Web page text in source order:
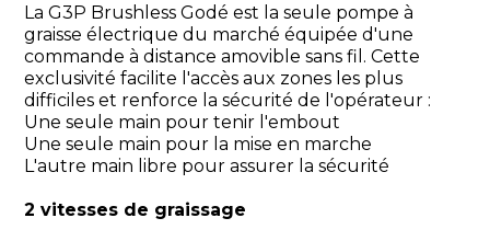
La G3P Brushless Godé est la seule pompe à
graisse électrique du marché équipée d'une
commande à distance amovible sans fil. Cette
exclusivité facilite l'accès aux zones les plus
difficiles et renforce la sécurité de l'opérateur :
Une seule main pour tenir l'embout
Une seule main pour la mise en marche
L'autre main libre pour assurer la sécurité
2 vitesses de graissage